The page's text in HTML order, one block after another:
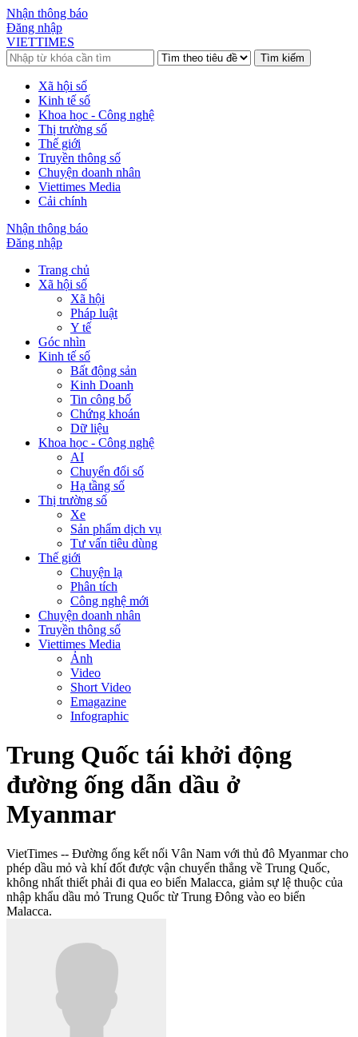
Nhận thông báo
Đăng nhập
VIETTIMES
Tìm kiếm
Xã hội số
Kinh tế số
Khoa học - Công nghệ
Thị trường số
Thế giới
Truyền thông số
Chuyện doanh nhân
Viettimes Media
Cải chính
Nhận thông báo
Đăng nhập
Trang chủ
Xã hội số
Xã hội
Pháp luật
Y tế
Góc nhìn
Kinh tế số
Bất động sản
Kinh Doanh
Tin công bố
Chứng khoán
Dữ liệu
Khoa học - Công nghệ
AI
Chuyển đổi số
Hạ tầng số
Thị trường số
Xe
Sản phẩm dịch vụ
Tư vấn tiêu dùng
Thế giới
Chuyện lạ
Phân tích
Công nghệ mới
Chuyện doanh nhân
Truyền thông số
Viettimes Media
Ảnh
Video
Short Video
Emagazine
Infographic
Trung Quốc tái khởi động
đường ống dẫn dầu ở
Myanmar
VietTimes -- Đường ống kết nối Vân Nam với thủ đô Myanmar cho
phép dầu mỏ và khí đốt được vận chuyển thẳng về Trung Quốc,
không nhất thiết phải đi qua eo biển Malacca, giảm sự lệ thuộc của
nhập khẩu dầu mỏ Trung Quốc từ Trung Đông vào eo biển
Malacca.